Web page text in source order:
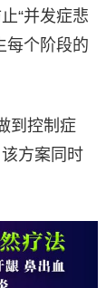
“并发症悲
个阶段的
到控制症
方案同时